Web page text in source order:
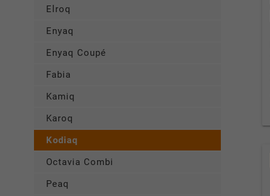
Elroq
Enyaq
Enyaq Coupé
Fabia
Kamiq
Karoq
Kodiaq
Octavia Combi
Peaq